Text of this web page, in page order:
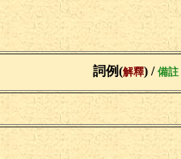
詞例(解釋) / 備註